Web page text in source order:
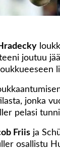
joutuu
jonka
pelasi
Friis ja
osallistu